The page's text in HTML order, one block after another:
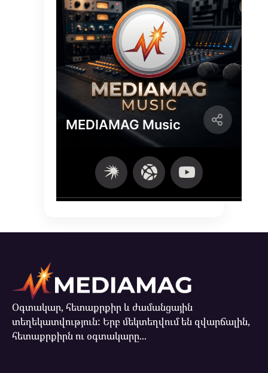
Օգտակար, հետաքրքիր և ժամանցային
տեղեկատվություն: Երբ մեկտեղվում են զվարճալին,
հետաքրքիրն ու օգտակարը...